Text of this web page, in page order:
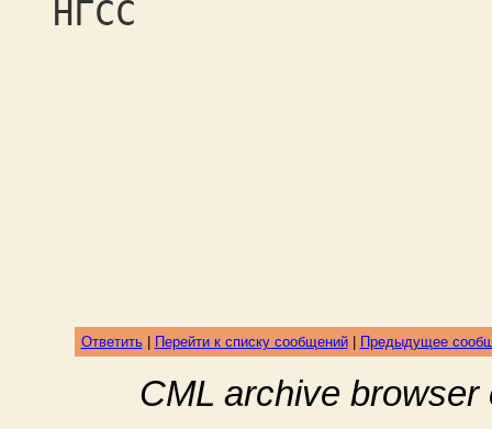
НГСС
Ответить| Перейти к списку сообщений| Предыдущее
CML archive